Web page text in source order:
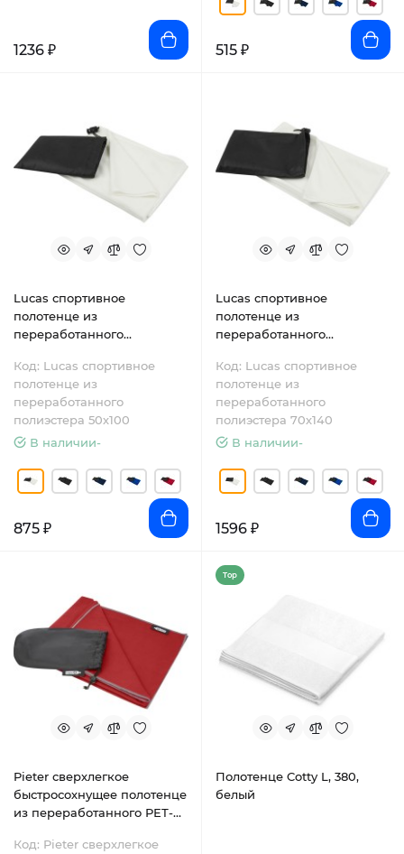
1236 ₽ 515 ₽
Lucas спортивное
полотенце из
переработанного
Белый
Код: Lucas спортивное
полотенце из
переработанного
полиэстера 50х100
В наличии-
875 ₽
Lucas спортивное
полотенце из
переработанного
Белый
Код: Lucas спортивное
полотенце из
переработанного
полиэстера 70х140
В наличии-
1596 ₽
Pieter сверхлегкое
быстросохнущее полотенце
из переработанного РЕТ-
Код: Pieter сверхлегкое
Top
Полотенце Cotty L, 380,
белый